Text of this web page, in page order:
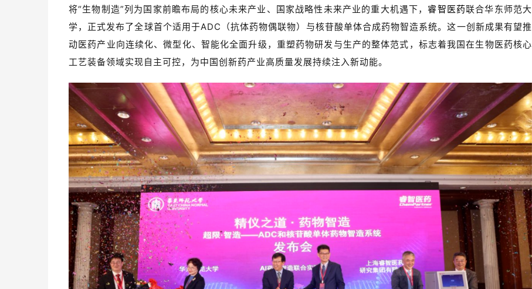
将“生物制造”列为国家前瞻布局的核心未来产业、国家战略性未来产业的重大机遇下，睿智医药联合华东师范大
学，正式发布了全球首个适用于ADC（抗体药物偶联物）与核苷酸单体合成药物智造系统。这一创新成果有望推
动医药产业向连续化、微型化、智能化全面升级，重塑药物研发与生产的整体范式，标志着我国在生物医药核心
工艺装备领域实现自主可控，为中国创新药产业高质量发展持续注入新动能。